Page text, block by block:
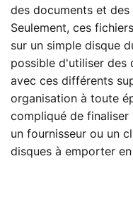
des documents et
Seulement, ces
sur un simple disque
possible d'utiliser des
avec ces différents
organisation à toute
compliqué de
un fournisseur ou un
disques à emporter